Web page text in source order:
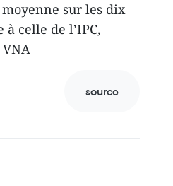
sur les dix
celle de l’IPC,
source